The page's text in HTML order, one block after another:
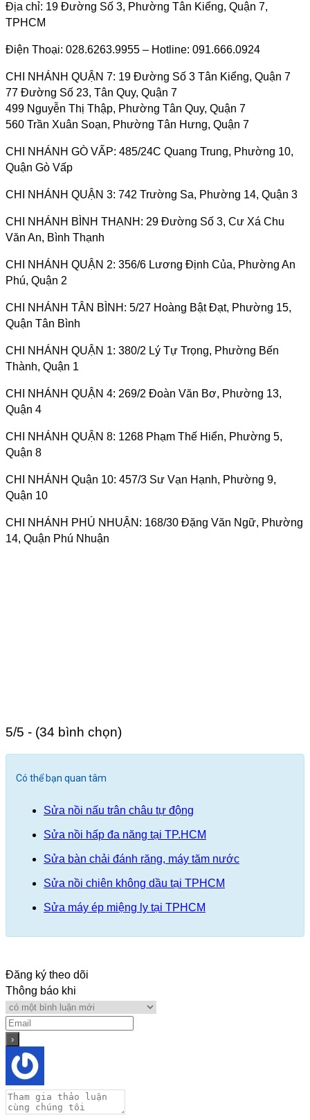
Địa chỉ: 19 Đường Số 3, Phường Tân Kiểng, Quận 7,
TPHCM
Điện Thoại: 028.6263.9955 – Hotline: 091.666.0924
CHI NHÁNH QUẬN 7: 19 Đường Số 3 Tân Kiểng, Quận 7
77 Đường Số 23, Tân Quy, Quận 7
499 Nguyễn Thị Thập, Phường Tân Quy, Quận 7
560 Trần Xuân Soạn, Phường Tân Hưng, Quận 7
CHI NHÁNH GÒ VẤP: 485/24C Quang Trung, Phường 10,
Quận Gò Vấp
CHI NHÁNH QUẬN 3: 742 Trường Sa, Phường 14, Quận 3
CHI NHÁNH BÌNH THẠNH: 29 Đường Số 3, Cư Xá Chu
Văn An, Bình Thạnh
CHI NHÁNH QUẬN 2: 356/6 Lương Định Của, Phường An
Phú, Quận 2
CHI NHÁNH TÂN BÌNH: 5/27 Hoàng Bật Đạt, Phường 15,
Quận Tân Bình
CHI NHÁNH QUẬN 1: 380/2 Lý Tự Trọng, Phường Bến
Thành, Quận 1
CHI NHÁNH QUẬN 4: 269/2 Đoàn Văn Bơ, Phường 13,
Quận 4
CHI NHÁNH QUẬN 8: 1268 Phạm Thế Hiển, Phường 5,
Quận 8
CHI NHÁNH Quận 10: 457/3 Sư Vạn Hạnh, Phường 9,
Quận 10
CHI NHÁNH PHÚ NHUẬN: 168/30 Đặng Văn Ngữ, Phường
14, Quận Phú Nhuận
5/5 - (34 bình chọn)
Có thể bạn quan tâm
Sửa nồi nấu trân châu tự động
Sửa nồi hấp đa năng tại TP.HCM
Sửa bàn chải đánh răng, máy tăm nước
Sửa nồi chiên không dầu tại TPHCM
Sửa máy ép miệng ly tại TPHCM
Đăng ký theo dõi
Thông báo khi